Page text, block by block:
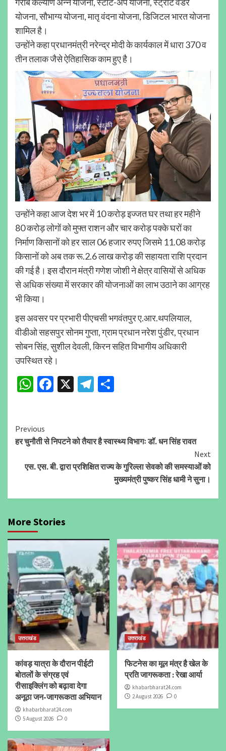
योजना, सौभाग्य योजना, मातृ वंदना योजना, डिजिटल भारत योजना
शामिल है।
उन्होंने कहा प्रधानमंत्री नरेन्द्र मोदी के कार्यकाल में धारा 370 व
तीन तलाक जैसे ऐतिहासिक काम हुए है।
उन्होंने कहा आज देश भर में 10 करोड़ इज्जत घर तथा हर महीने
80 करोड़ लोगों को मुफ्त राशन और चार करोड़ पक्के घरों का
निर्माण किसानों को हर साल 06 हजार रुपए जिसमे 11.08 करोड़
किसानों को अब तक रू.2.6 लाख करोड़ की सहायता राशि प्रदान
की गई है। इस दौरान मंत्री गणेश जोशी ने क्षेत्र वासियों से अधिक
से अधिक संख्या में सरकार की योजनाओं का लाभ उठाने का आग्रह
भी किया।
इस अवसर पर प्रभारी पीएचसी भगवंतपुर ए.आर.थपलियाल,
वीडीओ सहसपुर सोनम गुप्ता, ग्राम प्रधान नरेश पुंडीर, प्रधान
सोबन सिंह, सुशील देवली, किरन सहित विभागीय अधिकारी
उपस्थित रहे।
WhatsApp
Facebook
X Telegram
Continue
Reading
Previous
हर चुनौती से निपटने को तैयार है स्वास्थ्य विभागः डॉ. धन सिंह रावत
Next
एस. एस. बी. द्वारा प्रशिक्षित राज्य के गुरिल्ला सेवको की समस्याओं को
मुख्यमंत्री पुष्कर सिंह धामी ने सुना।
More Stories
उत्तराखंड
कांवड़ यात्रा के दौरान पीईटी
बोतलों के संग्रह एवं
रीसाइक्लिंग को बढ़ावा देगा
अनूठा जन-जागरूकता अभियान
khabarbharat24.com
5 August 2026
0
उत्तराखंड
फिटनेस का मूल मंत्र है खेल के
प्रति जागरूकता : रेखा आर्या
khabarbharat24.com
2 August 2026
0